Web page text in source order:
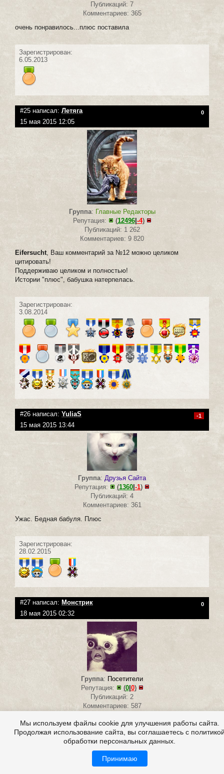
Публикаций: 7
Комментариев: 365
очень понравилось...плюс поставила
Зарегистрирован:
6.05.2013
#25 написал: Летяга 0
15 мая 2015 12:05
Группа: Главные Редакторы
Репутация:
(12496| -4)
Публикаций: 1 262
Комментариев: 9 820
Eifersucht, Ваш комментарий за №12 можно целиком
цитировать!
Поддерживаю целиком и полностью!
Истории "плюс", бабушка натерпелась.
Зарегистрирован:
3.08.2014
#26 написал: YuliaS -1
15 мая 2015 13:44
Группа: Друзья Сайта
Репутация:
(1360 -1)
Публикаций: 4
Комментариев: 361
Ужас. Бедная бабуля. Плюс
Зарегистрирован:
28.02.2015
#27 написал: Монстрик 0
18 мая 2015 02:32
Группа: Посетители
Репутация:
(0| 0)
Публикаций: 2
Комментариев: 587
Кошмарно, что бы там не происходило. Жаль бабушку. Плюс
+.
Мы используем файлы cookie для улучшения работы сайта.
Продолжая использование сайта, вы соглашаетесь с
обработки персональных данных.
Принимаю